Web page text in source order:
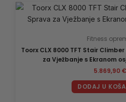
Fitness
Toorx CLX 8000 TFT Stair
za Vježbanje s Ekranom
5.869,90 €
DODAJ U